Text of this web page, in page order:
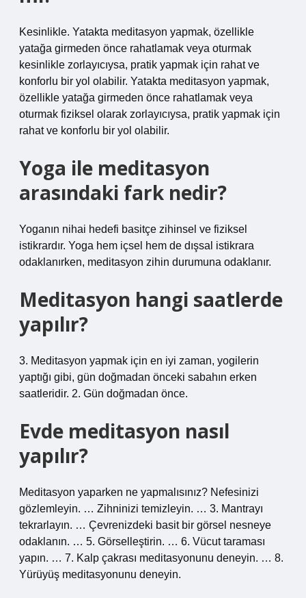
Kesinlikle. Yatakta meditasyon yapmak, özellikle
yatağa girmeden önce rahatlamak veya oturmak
kesinlikle zorlayıcıysa, pratik yapmak için rahat ve
konforlu bir yol olabilir. Yatakta meditasyon yapmak,
özellikle yatağa girmeden önce rahatlamak veya
oturmak fiziksel olarak zorlayıcıysa, pratik yapmak için
rahat ve konforlu bir yol olabilir.
Yoga ile meditasyon
arasındaki fark nedir?
Yoganın nihai hedefi basitçe zihinsel ve fiziksel
istikrardır. Yoga hem içsel hem de dışsal istikrara
odaklanırken, meditasyon zihin durumuna odaklanır.
Meditasyon hangi saatlerde
yapılır?
3. Meditasyon yapmak için en iyi zaman, yogilerin
yaptığı gibi, gün doğmadan önceki sabahın erken
saatleridir. 2. Gün doğmadan önce.
Evde meditasyon nasıl
yapılır?
Meditasyon yaparken ne yapmalısınız? Nefesinizi
gözlemleyin. … Zihninizi temizleyin. … 3. Mantrayı
tekrarlayın. … Çevrenizdeki basit bir görsel nesneye
odaklanın. … 5. Görselleştirin. … 6. Vücut taraması
yapın. … 7. Kalp çakrası meditasyonunu deneyin. … 8.
Yürüyüş meditasyonunu deneyin.